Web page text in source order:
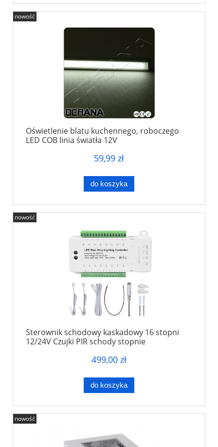
Oświetlenie blatu kuchennego, roboczego
LED COB linia światła 12V
59,99 zł
do koszyka
nowość
Sterownik schodowy kaskadowy 16 stopni
12/24V Czujki PIR schody stopnie
499,00 zł
do koszyka
nowość
nowość